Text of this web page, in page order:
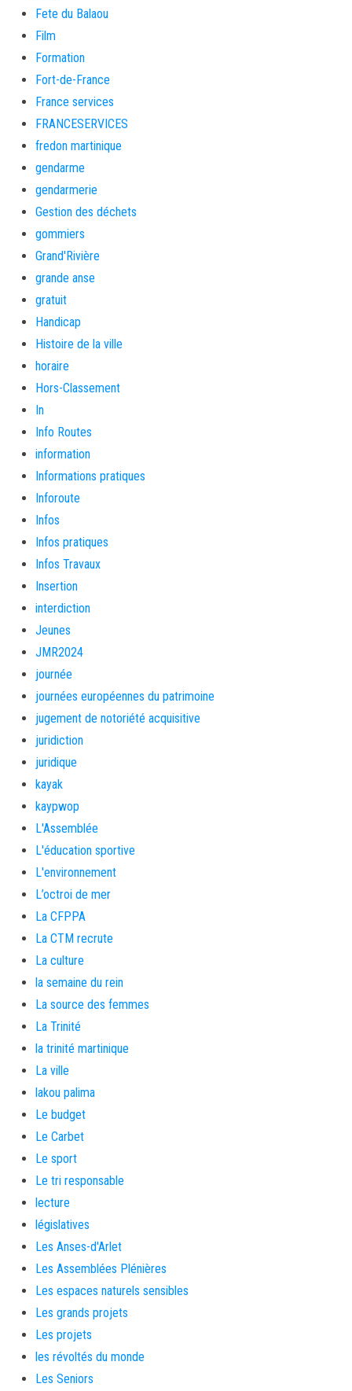
Fete du Balaou
Film
Formation
Fort-de-France
France services
FRANCESERVICES
fredon martinique
gendarme
gendarmerie
Gestion des déchets
gommiers
Grand'Rivière
grande anse
gratuit
Handicap
Histoire de la ville
horaire
Hors-Classement
In
Info Routes
information
Informations pratiques
Inforoute
Infos
Infos pratiques
Infos Travaux
Insertion
interdiction
Jeunes
JMR2024
journée
journées européennes du patrimoine
jugement de notoriété acquisitive
juridiction
juridique
kayak
kaypwop
L'Assemblée
L'éducation sportive
L'environnement
L’octroi de mer
La CFPPA
La CTM recrute
La culture
la semaine du rein
La source des femmes
La Trinité
la trinité martinique
La ville
lakou palima
Le budget
Le Carbet
Le sport
Le tri responsable
lecture
législatives
Les Anses-d'Arlet
Les Assemblées Plénières
Les espaces naturels sensibles
Les grands projets
Les projets
les révoltés du monde
Les Seniors